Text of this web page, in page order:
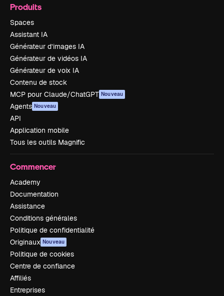
Produits
Spaces
Assistant IA
Générateur d’images IA
Générateur de vidéos IA
Générateur de voix IA
Contenu de stock
MCP pour Claude/ChatGPT Nouveau
Agents Nouveau
API
Application mobile
Tous les outils Magnific
Commencer
Academy
Documentation
Assistance
Conditions générales
Politique de confidentialité
Originaux Nouveau
Politique de cookies
Centre de confiance
Affiliés
Entreprises